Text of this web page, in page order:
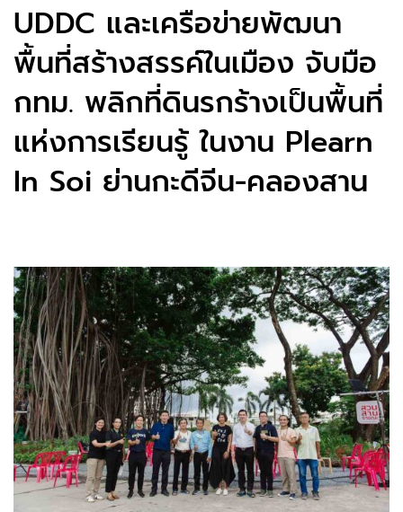
UDDC และเครือข่ายพัฒนา
พื้นที่สร้างสรรค์ในเมือง จับมือ
กทม. พลิกที่ดินรกร้างเป็นพื้นที่
แห่งการเรียนรู้ ในงาน Plearn
In Soi ย่านกะดีจีน-คลองสาน